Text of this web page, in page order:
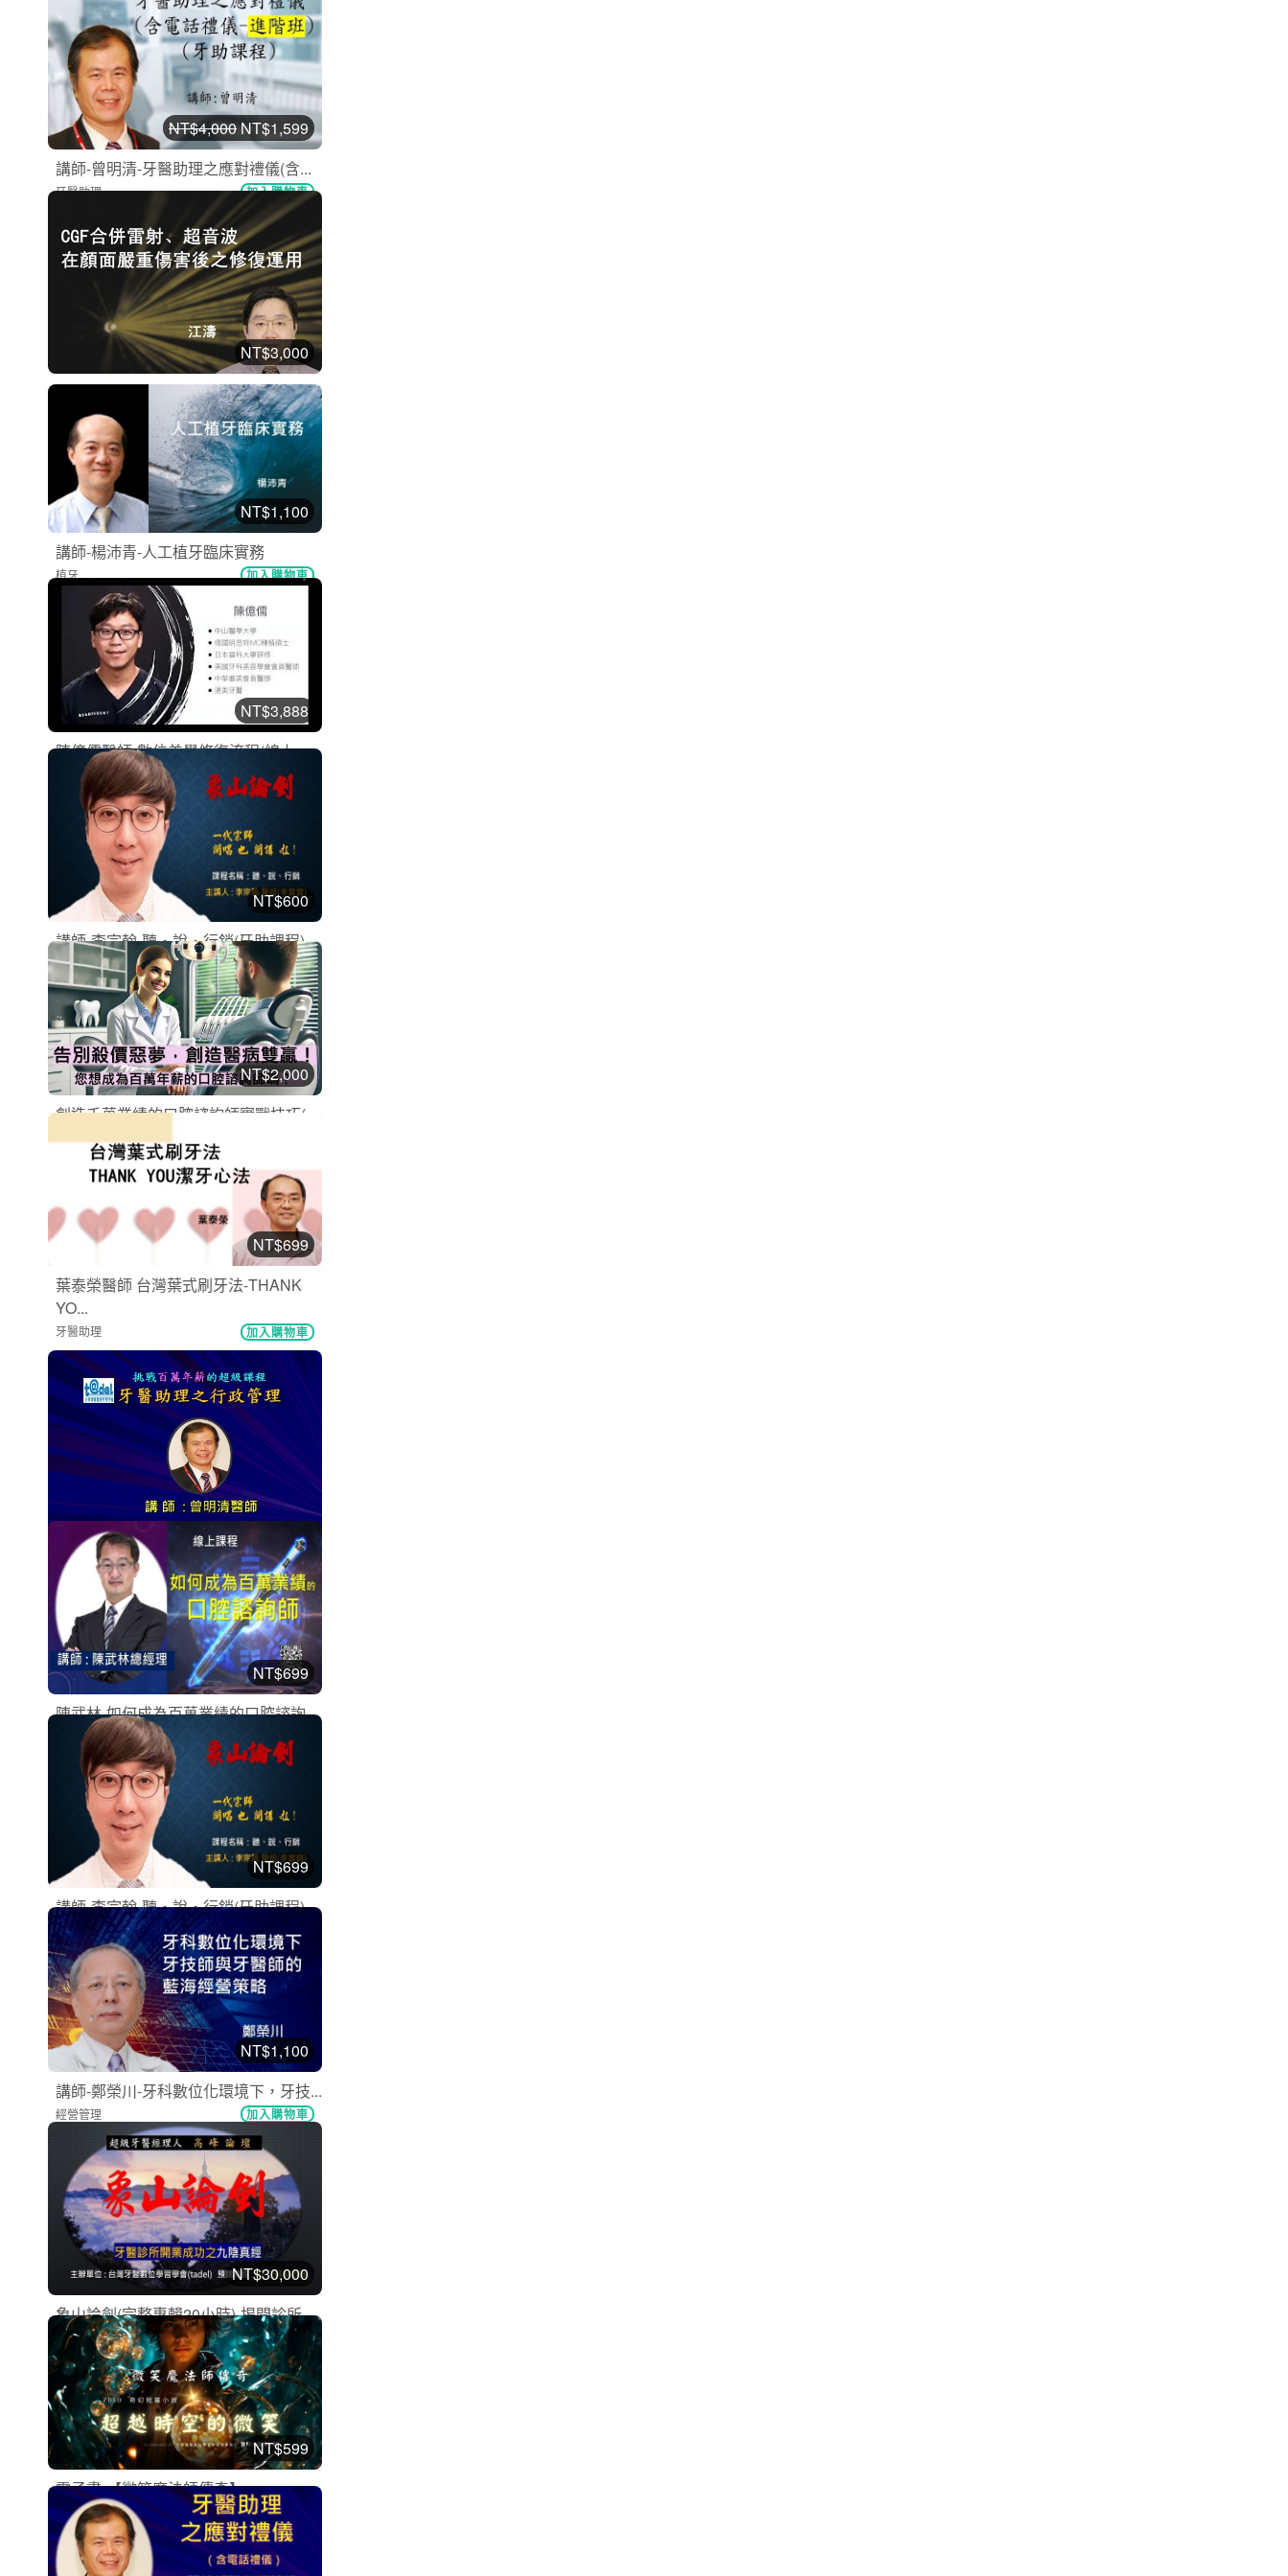
15294
NT$4,000NT$1,599
講師-曾明清-牙醫助理之應對禮儀(含...
牙醫助理 加入購物車
購買後有效期限：2026-09-08
10085
NT$3,000
江濤 - CGF合併雷射、超音波在顏面
嚴...
美容牙科 加入購物車
購買後有效期限：2026-11-08
9014
NT$1,100
講師-楊沛青-人工植牙臨床實務
植牙 加入購物車
購買後有效期限：2026-11-08
7265
NT$3,888
陳億儒醫師-數位美學修復流程(線上...
美容牙科 加入購物車
購買後有效期限：2026-09-08
6934
NT$600
講師-李宗翰-聽‧說‧行銷(牙助課程)
牙醫助理 加入購物車
購買後有效期限：2026-09-08
6848
NT$2,000
創造千萬業績的口腔諮詢師實戰技巧(...
購買後有效期限：2026-09-08
6572
NT$699
葉泰榮醫師 台灣葉式刷牙法-THANK
YO...
牙醫助理 加入購物車
購買後有效期限：課程下架時
6457
NT$399
2023最新版-牙醫助理之行政管理(必修)
牙醫助理 加入購物車
購買後有效期限：課程下架時
6357
NT$699
陳武林-如何成為百萬業績的口腔諮詢...
牙醫助理 加入購物車
購買後有效期限：2026-09-08
6265
NT$699
講師-李宗翰-聽‧說‧行銷(牙助課程)
牙醫助理 加入購物車
購買後有效期限：2026-09-08
6113
NT$1,100
講師-鄭榮川-牙科數位化環境下，牙技...
經營管理 加入購物車
購買後有效期限：2026-11-08
5875
NT$30,000
象山論劍(完整專輯20小時)-揭開診所...
系列性課程 加入購物車
購買後有效期限：2027-08-08
5588
NT$599
電子書-【微笑魔法師傳奇】
經營管理 加入購物車
購買後有效期限：2027-08-08